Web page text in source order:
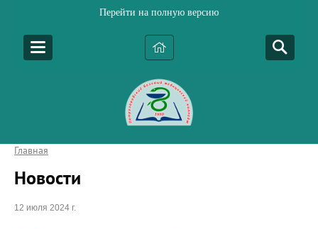
Перейти на полную версию
Главная
Новости
12 июля 2024 г.